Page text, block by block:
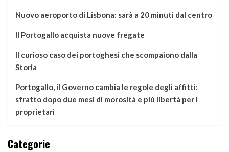
Nuovo aeroporto di Lisbona: sarà a 20 minuti dal centro
Il Portogallo acquista nuove fregate
Il curioso caso dei portoghesi che scompaiono dalla
Storia
Portogallo, il Governo cambia le regole degli affitti:
sfratto dopo due mesi di morosità e più libertà per i
proprietari
Categorie